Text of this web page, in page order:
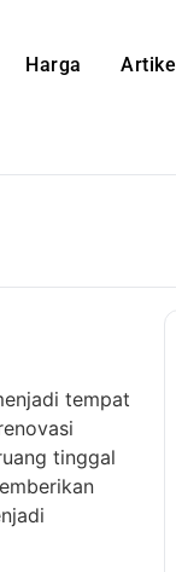
Harga Artikel
tempat
tinggal